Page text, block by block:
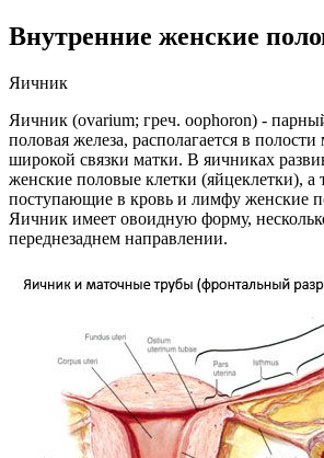
Внутренние женские
Яичник
Яичник (ovarium; греч. oophoron) -
половая железа, располагается в полости
широкой связки матки. В яичниках
женские половые клетки (яйцеклетки), а
поступающие в кровь и лимфу женские
Яичник имеет овоидную форму,
переднезаднем направлении.